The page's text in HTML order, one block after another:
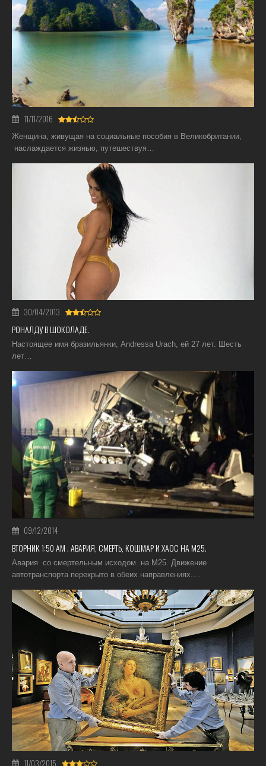
11/11/2016
Женщина, живущая на социальные пособия в Великобритании,
наслаждается жизнью, путешествуя…
30/04/2013
РОНАЛДУ В ШОКОЛАДЕ.
Настоящее имя бразильянки, Andressa Urach, ей 27 лет. Шесть
лет…
09/12/2014
ВТОРНИК 1:50 АМ . АВАРИЯ, СМЕРТЬ, КОШМАР И ХАОС НА M25.
Авария со смертельным исходом. на M25. Движение
автотранспорта перекрыто в обеих направлениях.…
11/03/2015